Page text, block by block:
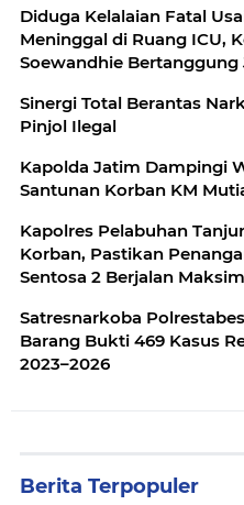
Diduga Kelalaian Fatal
Meninggal di Ruang ICU,
Soewandhie Bertanggung
Sinergi Total Berantas
Pinjol Ilegal
Kapolda Jatim Dampingi
Santunan Korban KM
Kapolres Pelabuhan
Korban, Pastikan
Sentosa 2 Berjalan
Satresnarkoba
Barang Bukti 469 Kasus
2023–2026
Berita Terpopuler